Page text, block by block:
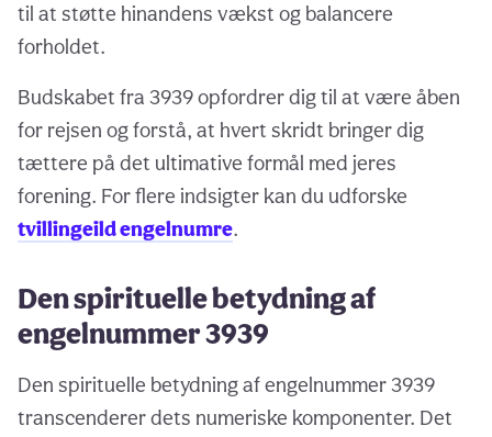
til at støtte hinandens vækst og balancere
forholdet.
Budskabet fra 3939 opfordrer dig til at være åben
for rejsen og forstå, at hvert skridt bringer dig
tættere på det ultimative formål med jeres
forening. For flere indsigter kan du udforske
tvillingeild engelnumre.
Den spirituelle betydning af
engelnummer 3939
Den spirituelle betydning af engelnummer 3939
transcenderer dets numeriske komponenter. Det